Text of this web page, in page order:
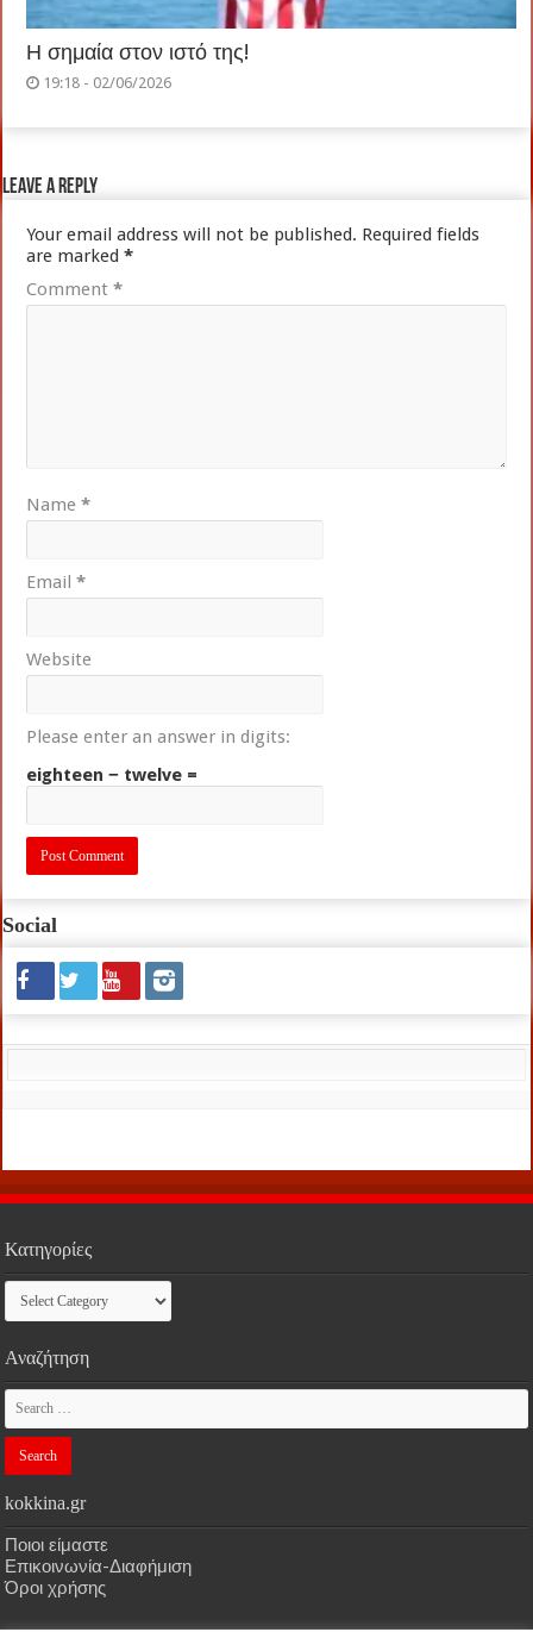
Η σημαία στον ιστό της!
19:18 - 02/06/2026
Leave a Reply
Your email address will not be published. Required fields
are marked*
Comment*
Name*
Email*
Website
Please enter an answer in digits:
eighteen − twelve =
Social
Κατηγορίες
Κατηγορίες
Αναζήτηση
kokkina.gr
Ποιοι είμαστε
Επικοινωνία-Διαφήμιση
Όροι χρήσης